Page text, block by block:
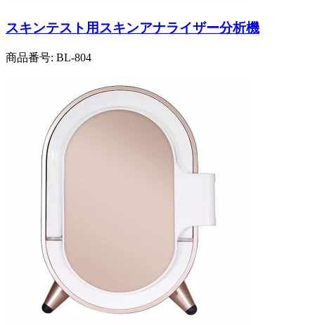
スキンテスト用スキンアナライザー分析機
商品番号: BL-804